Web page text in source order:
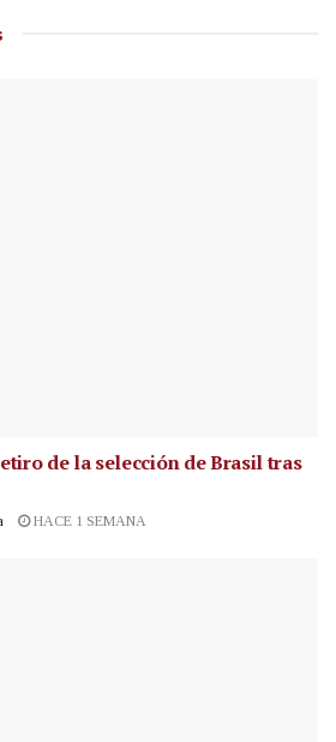
de la selección de Brasil tras
HACE 1 SEMANA